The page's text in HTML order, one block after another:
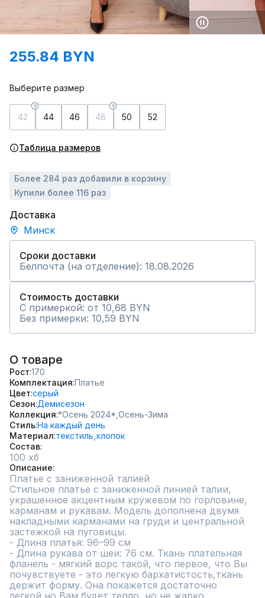
255.84 BYN
Выберите размер
42 44 46 48 50 52
Таблица размеров
Более 284 раз добавили в корзину
Купили более 116 раз
Доставка
Минск
Сроки доставки
Белпочта (на отделение): 18.08.2026
Стоимость доставки
С примеркой: от 10,68 BYN
Без примерки: 10,59 BYN
О товаре
Рост 170
Комплектация Платье
Цвет серый
Сезон Демисезон
Коллекция *Осень 2024*, Осень-Зима
СтильНа каждый день
Материал текстиль, хлопок
Состав
100 хб
Описание
Платье с заниженной талией
Стильное платье с заниженной линией талии,
украшенное акцентным кружевом по горловине,
карманам и рукавам. Модель дополнена двумя
накладными карманами на груди и центральной
застежкой на пуговицы.
- Длина платья: 96–99 см
- Длина рукава от шеи: 76 см. Ткань плательная
фланель - мягкий ворс такой, что первое, что Вы
почувствуете - это легкую бархатистость,ткань
держит форму. Она покажется достаточно
легкой,но Вам будет тепло, но не жарко